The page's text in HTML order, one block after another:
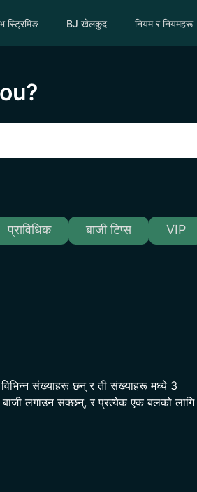
स्ट्रिमिङ BJ खेलकुद नियम र नियमहरू
प्राविधिक बाजी टिप्स VIP
विभिन्न संख्याहरू छन् र ती संख्याहरू मध्ये 3
लगाउन सक्छन्, र प्रत्येक एक बलको लागि